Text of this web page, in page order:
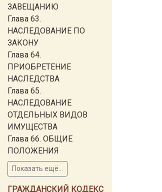
ЗАВЕЩАНИЮ
Глава 63.
НАСЛЕДОВАНИЕ ПО
ЗАКОНУ
Глава 64.
ПРИОБРЕТЕНИЕ
НАСЛЕДСТВА
Глава 65.
НАСЛЕДОВАНИЕ
ОТДЕЛЬНЫХ ВИДОВ
ИМУЩЕСТВА
Глава 66. ОБЩИЕ
ПОЛОЖЕНИЯ
Показать ещё...
ГРАЖДАНСКИЙ КОДЕКС